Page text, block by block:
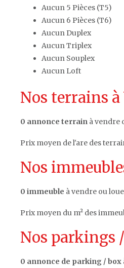
Aucun 5 Pièces (T5)
Aucun 6 Pièces (T6)
Aucun Duplex
Aucun Triplex
Aucun Souplex
Aucun Loft
Nos terrains
0 annonce terrain à vendre
Prix moyen de l'are des
Nos
0 immeuble à vendre ou
Prix moyen du m² des
Nos parkings
0 annonce de parking / box